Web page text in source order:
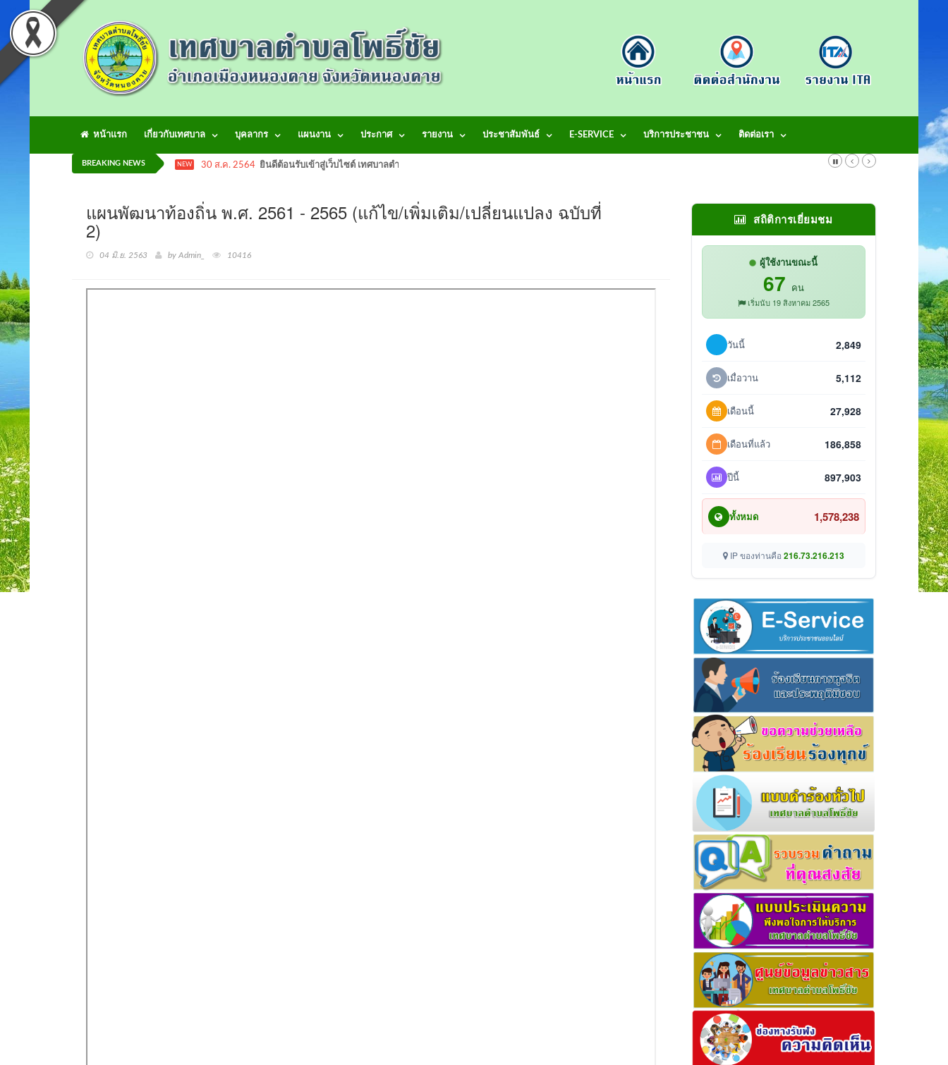
หน้าแรก เกี่ยวกับเทศบาล บุคลากร แผนงาน ประกาศ รายงาน ประชาสัมพันธ์ E-SERVICE บริการประชาชน ติดต่อเรา
BREAKING NEWS NEW 30 ส.ค. 2564 ยินดีต้อนรับเข้าสู่เว็บไซต์ เทศบาลตำบลโพธิ์ชัย
แผนพัฒนาท้องถิ่น พ.ศ. 2561 - 2565 (แก้ไข/เพิ่มเติม/เปลี่ยนแปลง ฉบับที่
2)
04 มิ.ย. 2563 by Admin_ 10416
สถิติการเยี่ยมชม
ผู้ใช้งานขณะนี้
67 คน
เริ่มนับ 19 สิงหาคม 2565
วันนี้ 2,849
เมื่อวาน 5,112
เดือนนี้ 27,928
เดือนที่แล้ว 186,858
ปีนี้ 897,903
ทั้งหมด 1,578,238
IP ของท่านคือ 216.73.216.213